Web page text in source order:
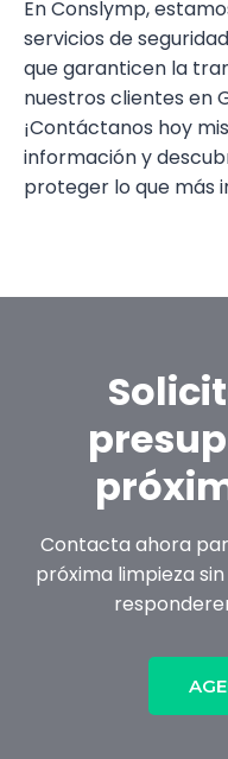
En Conslymp,
servicios de
que garanticen la
nuestros clientes en
¡Contáctanos hoy
información y
proteger lo que más
Contacta ahora
próxima limpieza